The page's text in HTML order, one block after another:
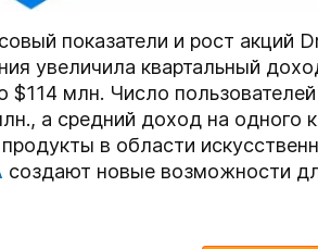
показатели и рост акций
увеличила квартальный
$114 млн. Число
а средний доход на одного
в области
создают новые возможности